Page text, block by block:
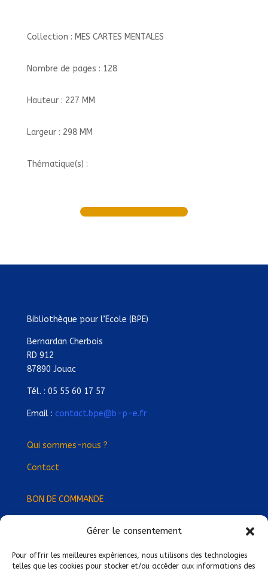
Gérer le consentement
Pour offrir les meilleures expériences, nous utilisons des technologies
telles que les cookies pour stocker et/ou accéder aux informations des
Collection : MES CARTES MENTALES
Nombre de pages : 128
Hauteur : 227 MM
Largeur : 298 MM
Thématique(s) :
Bibliothèque pour l’Ecole (BPE)
Bernardan Cherbois
RD 912
87890 Jouac
Tél. : 05 55 60 17 57
Email : contact.bpe@b-p-e.fr
Qui sommes-nous ?
Contact
BON DE COMMANDE
Devenez Délégué·e Régional·e !
Trouvez-nous près de chez vous !